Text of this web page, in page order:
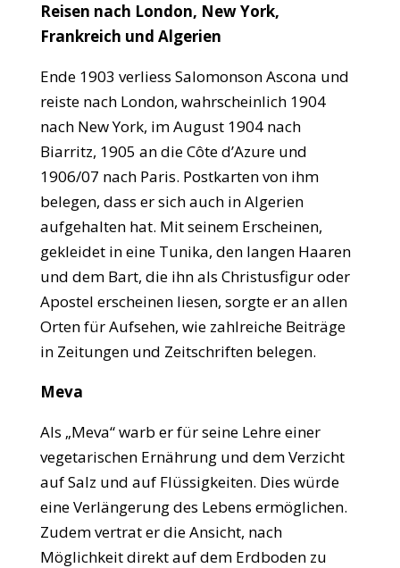
Reisen nach London, New York,
Frankreich und Algerien
Ende 1903 verliess Salomonson Ascona und
reiste nach London, wahrscheinlich 1904
nach New York, im August 1904 nach
Biarritz, 1905 an die Côte d’Azure und
1906/07 nach Paris. Postkarten von ihm
belegen, dass er sich auch in Algerien
aufgehalten hat. Mit seinem Erscheinen,
gekleidet in eine Tunika, den langen Haaren
und dem Bart, die ihn als Christusfigur oder
Apostel erscheinen liesen, sorgte er an allen
Orten für Aufsehen, wie zahlreiche Beiträge
in Zeitungen und Zeitschriften belegen.
Meva
Als „Meva“ warb er für seine Lehre einer
vegetarischen Ernährung und dem Verzicht
auf Salz und auf Flüssigkeiten. Dies würde
eine Verlängerung des Lebens ermöglichen.
Zudem vertrat er die Ansicht, nach
Möglichkeit direkt auf dem Erdboden zu